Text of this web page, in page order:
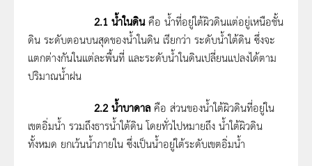
2.1 น้ำในดินคือ น้ำที่อยู่ใต้ผิวดินแต่อยู่เหนือชั้น
ดิน ระดับตอนบนสุดของน้ำในดิน เรียกว่า ระดับน้ำใต้ดิน ซึ่งจะ
แตกต่างกันในแต่ละพื้นที่ และระดับน้ำในดินเปลี่ยนแปลงได้ตาม
ปริมาณน้ำฝน
2.2 น้ำบาดาล คือ ส่วนของน้ำใต้ผิวดินที่อยู่ใน
เขตอิ่มน้ำ รวมถึงธารน้ำใต้ดิน โดยทั่วไปหมายถึง น้ำใต้ผิวดิน
ทั้งหมด ยกเว้นน้ำภายใน ซึ่งเป็นน้ำอยู่ใต้ระดับเขตอิ่มน้ำ